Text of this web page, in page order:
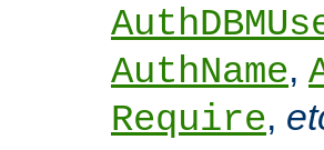
AuthName,
Require,